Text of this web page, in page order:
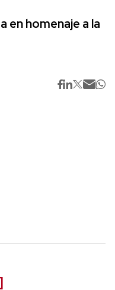
en homenaje a la